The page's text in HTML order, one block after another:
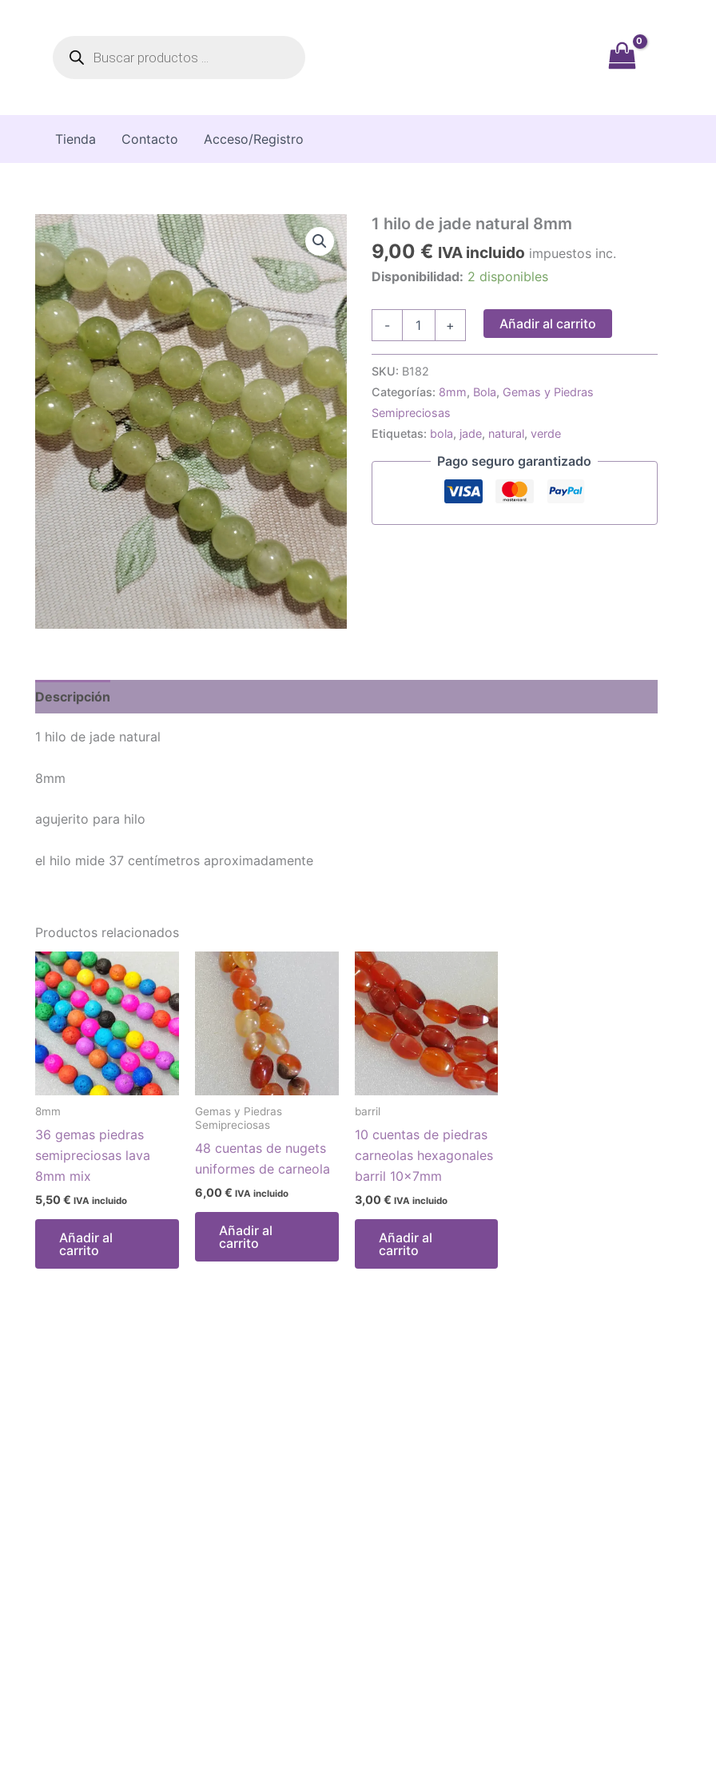
Tienda Contacto Acceso/Registro
1 hilo de jade natural 8mm
9,00 € IVA incluido impuestos inc.
Disponibilidad: 2 disponibles
-
jade
natural
8mm
cantidad
+ Añadir al carrito
SKU: B182
Categorías: 8mm, Bola, Gemas y Piedras
Semipreciosas
Etiquetas: bola, jade, natural, verde
Pago seguro garantizado
Descripción
1 hilo de jade natural
8mm
agujerito para hilo
el hilo mide 37 centímetros aproximadamente
Productos relacionados
8mm
36 gemas piedras
semipreciosas lava
8mm mix
5,50 € IVA incluido
Añadir al
carrito
Gemas y Piedras
Semipreciosas
48 cuentas de nugets
uniformes de carneola
6,00 € IVA incluido
Añadir al
carrito
barril
10 cuentas de piedras
carneolas hexagonales
barril 10x7mm
3,00 € IVA incluido
Añadir al
carrito